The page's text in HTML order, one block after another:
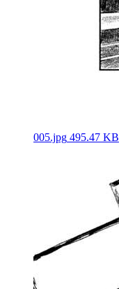
005.jpg 495.47 KB